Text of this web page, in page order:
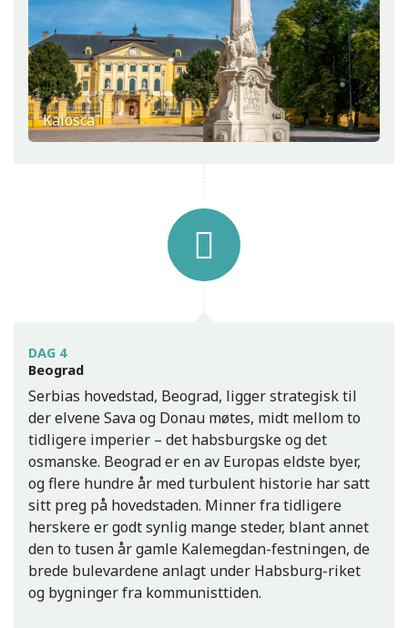
Kalosca
DAG 4
Beograd
Serbias hovedstad, Beograd, ligger strategisk til
der elvene Sava og Donau møtes, midt mellom to
tidligere imperier – det habsburgske og det
osmanske. Beograd er en av Europas eldste byer,
og flere hundre år med turbulent historie har satt
sitt preg på hovedstaden. Minner fra tidligere
herskere er godt synlig mange steder, blant annet
den to tusen år gamle Kalemegdan-festningen, de
brede bulevardene anlagt under Habsburg-riket
og bygninger fra kommunisttiden.